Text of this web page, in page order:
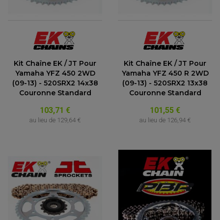
PROTECTION FOURCHE ET BRAS OSCILLANT
ROULEMENT MOTO
ROULEMENT DE ROUE
ROULEMENT DE DIRECTION
TRANSMISSION
EMBRAYAGE MOTO
KIT CHAÎNE MOTO
ACCESSOIRE SCOOTER KYMCO
ACCESSOIRE SCOOTER PIAGGIO
ACCESSOIRE SCOOTER SUZUKI
ACCESSOIRE SCOOTER YAMAHA
Kit Chaîne EK / JT Pour
Yamaha YFZ 450 2WD
(09-13) - 520SRX2 14x38
Couronne Standard
103,71 €
au lieu de 129,64 €
Kit Chaîne EK / JT Pour
Yamaha YFZ 450 R 2WD
(09-13) - 520SRX2 13x38
Couronne Standard
101,55 €
au lieu de 126,94 €